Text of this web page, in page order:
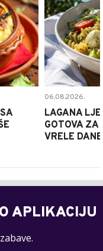
06.08.2026.
LAGANA
GOTOVA ZA
VRELE DANE
APLIKACIJU